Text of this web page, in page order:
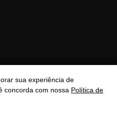
sua experiência de
concorda com nossa Política de
os direitos reservados.
| contato@nztbr.com